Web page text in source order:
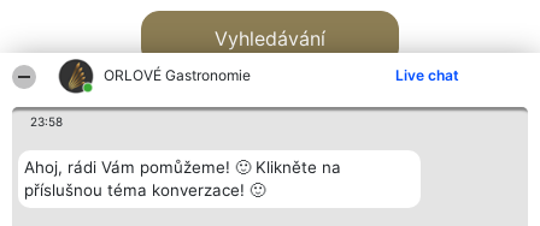
ORLOVÉ Gastronomie Live chat
23:58
Ahoj, rádi Vám pomůžeme! 🙂 Klikněte na
příslušnou téma konverzace! 🙂
Vyhledávání